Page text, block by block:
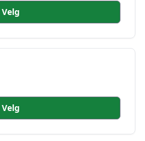
Velg
Velg